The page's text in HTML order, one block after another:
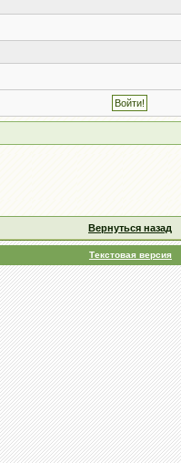
Вернуться назад
Текстовая версия